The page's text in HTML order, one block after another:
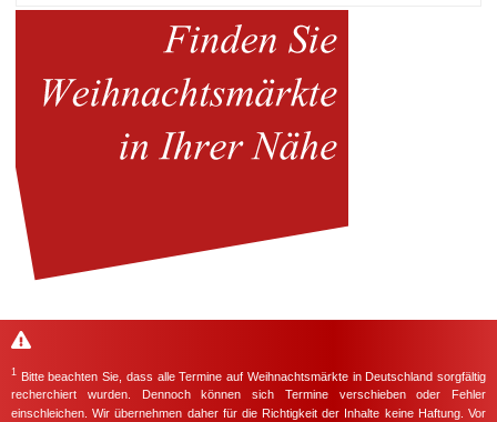
1
Bitte beachten Sie, dass alle Termine auf Weihnachtsmärkte in Deutschland sorgfältig
recherchiert wurden. Dennoch können sich Termine verschieben oder Fehler
einschleichen. Wir übernehmen daher für die Richtigkeit der Inhalte keine Haftung. Vor